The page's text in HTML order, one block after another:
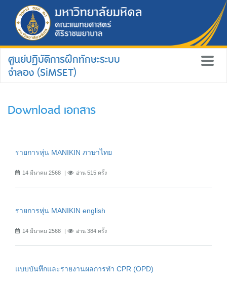
ศูนย์ปฏิบัติการฝึกทักษะระบบ
จำลอง (SiMSET)
Download เอกสาร
รายการหุ่น MANIKIN ภาษาไทย
14 มีนาคม 2568 อ่าน 515 ครั้ง
รายการหุ่น MANIKIN english
14 มีนาคม 2568 อ่าน 384 ครั้ง
แบบบันทึกและรายงานผลการทำ CPR (OPD)